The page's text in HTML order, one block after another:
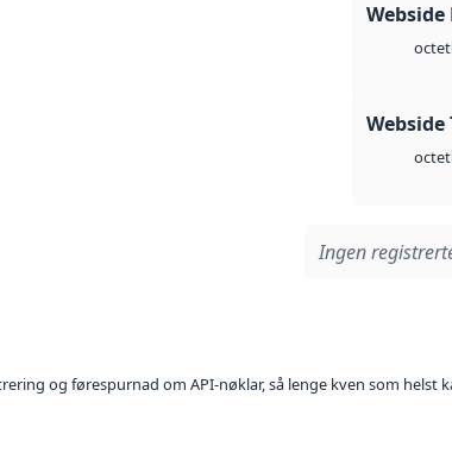
Webside
octet
Webside
octet
Ingen
og førespurnad om API-nøklar, så lenge kven som helst